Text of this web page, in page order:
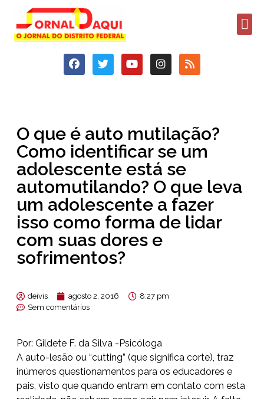
O que é auto mutilação?
Como identificar se um
adolescente está se
automutilando? O que leva
um adolescente a fazer
isso como forma de lidar
com suas dores e
sofrimentos?
deivis agosto 2, 2016
8:27 pm
Sem comentários
Por: Gildete F. da Silva -Psicóloga
A auto-lesão ou “cutting” (que significa corte), traz
inúmeros questionamentos para os educadores e
pais, visto que quando entram em contato com esta